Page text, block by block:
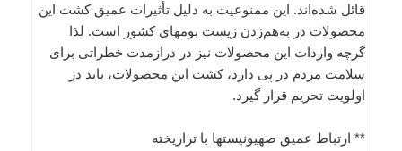
قائل شده‌اند. این ممنوعیت به دلیل تأثیرات عمیق کشت این
محصولات در به‌هم‌زدن زیست بومهای کشور است. لذا
گرچه واردات این محصولات نیز در درازمدت خطراتی برای
سلامت مردم در پی دارد، کشت این محصولات، باید در
اولویت تحریم قرار گیرد.
**‌ ارتباط عمیق صهیونیستها با تراریخته